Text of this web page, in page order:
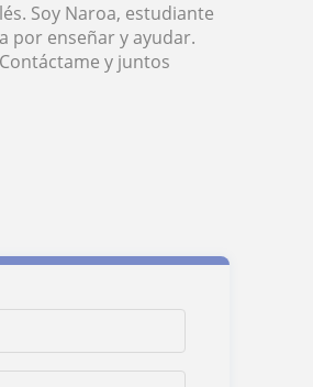
Soy Naroa, estudiante
por enseñar y ayudar.
y juntos